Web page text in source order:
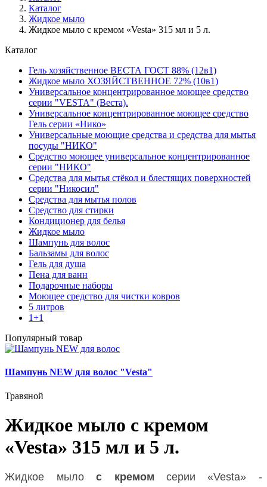
Каталог
Жидкое мыло
Жидкое мыло с кремом «Vesta» 315 мл и 5 л.
Каталог
Гель хозяйственное ВЕСТА ГОСТ 88% (12в1)
Жидкое мыло ХОЗЯЙСТВЕННОЕ 72% (10в1)
Универсальное концентрированное моющее средство
серии "VESTA" (Веста).
Универсальное концентрированное моющее средство
Гель серии «Нико»
Универсальные моющие средства и средства для мытья
посуды "НИКО"
Средство моющее универсальное концентрированное
серии "НИКО"
Средства для мытья стёкол и блестящих поверхностей
серии "Никосил"
Средства для мытья полов
Средство для стирки
Кондиционер для белья
Жидкое мыло
Шампунь для волос
Бальзамы для волос
Гель для душа
Пена для ванн
Подарочные наборы
Моющее средство для чистки ковров
5 литров
1+1
Популярный товар
Шампунь NEW для волос "Vesta"
Травяной
Жидкое мыло с кремом
«Vesta» 315 мл и 5 л.
Жидкое мылос кремом
серии «Vesta» -